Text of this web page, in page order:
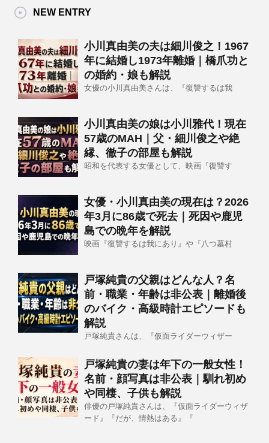
NEW ENTRY
小川真由美の夫は細川俊之！1967
年に結婚し1973年離婚｜橋爪功と
の婚約・娘も解説
女優の小川真由美さんは、『復讐するは我
小川真由美の娘は小川雅代！現在
57歳のMAH｜父・細川俊之や絶
縁、徹子の部屋も解説
昭和を代表する女優として、映画『復讐す
女優・小川真由美の現在は？2026
年3月に86歳で死去｜死因や鹿児
島での晩年を解説
映画『復讐するは我にあり』や『八つ墓村
戸塚純貴の父親はどんな人？名
前・職業・年齢は非公表｜離婚後
のバイク・高級時計エピソードも
解説
戸塚純貴さんは、『仮面ライダーウィザー
戸塚純貴の妻は年下の一般女性！
名前・顔写真は非公表｜馴れ初め
や同棲、子供も解説
俳優の戸塚純貴さんは、『仮面ライダーウィザ
ード』『だが、情熱はある』『